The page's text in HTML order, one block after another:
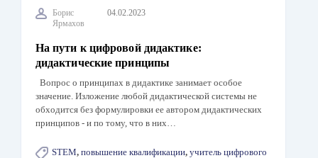
Борис
Ярмахов
04.02.2023
На пути к цифровой дидактике:
дидактические принципы
Вопрос о принципах в дидактике занимает особое
значение. Изложение любой дидактической системы не
обходится без формулировки ее автором дидактических
принципов - и по тому, что в них…
STEM, повышение квалификации, учитель цифрового